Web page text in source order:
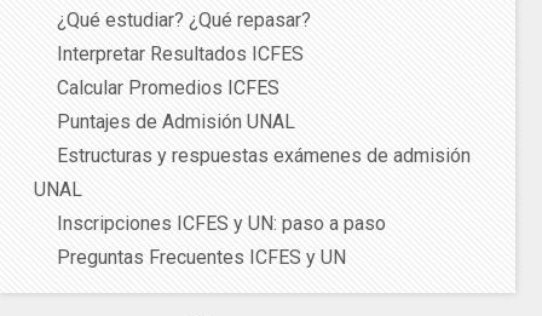
¿Qué estudiar? ¿Qué repasar?
Interpretar Resultados ICFES
Calcular Promedios ICFES
Puntajes de Admisión UNAL
Estructuras y respuestas exámenes de admisión
UNAL
Inscripciones ICFES y UN: paso a paso
Preguntas Frecuentes ICFES y UN